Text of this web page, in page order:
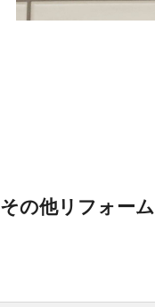
その他リフォーム